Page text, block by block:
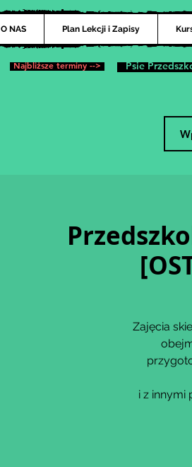
O NAS Plan Lekcji i Zapisy
Najbliższe terminy --> Psie
Zajęcia
i z innymi